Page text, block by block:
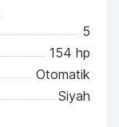
5
154 hp
Otomatik
Siyah